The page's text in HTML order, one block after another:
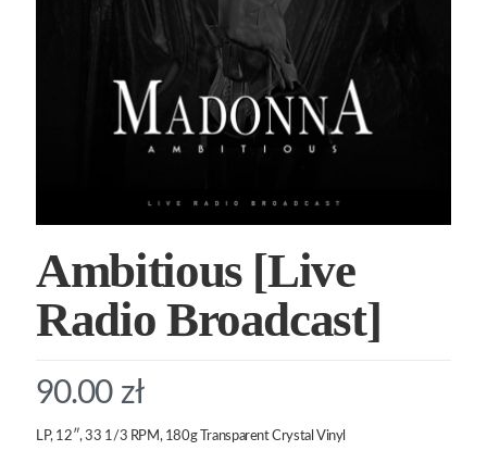
Ambitious [Live
Radio Broadcast]
90.00 zł
LP, 12″, 33 1/3 RPM, 180g Transparent Crystal Vinyl